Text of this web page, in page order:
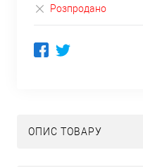
Розпродано
ОПИС ТОВАРУ